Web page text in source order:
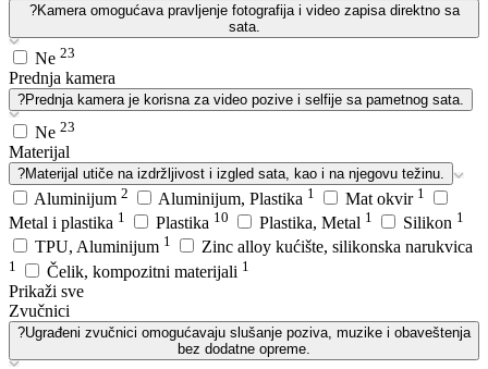
?Kamera omogućava pravljenje fotografija i video zapisa direktno sa
sata.
Ne 23
Prednja kamera
?Prednja kamera je korisna za video pozive i selfije sa pametnog sata.
Ne 23
Materijal
?Materijal utiče na izdržljivost i izgled sata, kao i na njegovu težinu.
Aluminijum 2 Aluminijum, Plastika 1 Mat okvir 1
Metal i plastika 1 Plastika 10 Plastika, Metal 1 Silikon 1
TPU, Aluminijum 1 Zinc alloy kućište, silikonska narukvica
1 Čelik, kompozitni materijali 1
Prikaži sve
Zvučnici
?Ugrađeni zvučnici omogućavaju slušanje poziva, muzike i obaveštenja
bez dodatne opreme.